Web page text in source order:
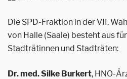
Die SPD-Fraktion in der VII.
von Halle (Saale) besteht aus
Stadträtinnen und Stadträten:
Dr. med. Silke Burkert, HNO-